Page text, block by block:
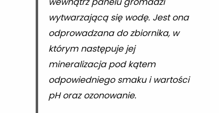
wytwarzającą się wodę. Jest ona
odprowadzana do zbiornika, w
którym następuje jej
mineralizacja pod kątem
odpowiedniego smaku i wartości
pH oraz ozonowanie.